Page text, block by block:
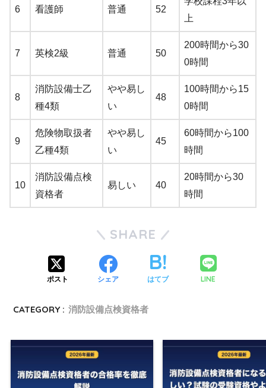
6 看護師 普通 52
上
7 英検2級 普通 50
200時間から30
0時間
8
消防設備士乙
種4類
やや易し
い
48
100時間から15
0時間
9
危険物取扱者
乙種4類
やや易し
い
45
60時間から100
時間
10
消防設備点検
資格者
易しい 40
20時間から30
時間
SHARE
ポスト シェア はてブ LINE
CATEGORY : 消防設備点検資格者